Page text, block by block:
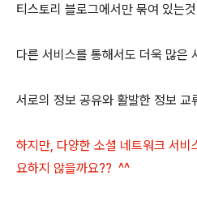
티스토리 블로그에서만 묶여 있는
다른 서비스를 통해서도 더욱 많은
서로의 정보 공유와 활발한 정보 교
하지만, 다양한 소셜 네트워크 서비
요하지 않을까요?? ^^